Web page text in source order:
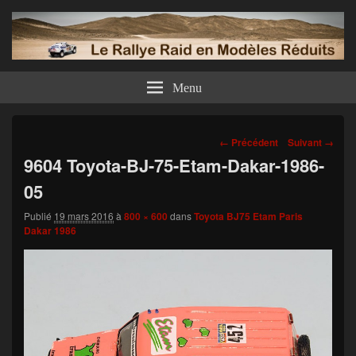
Menu
Navigation
dans
les
← Précédent Suivant →
9604 Toyota-BJ-75-Etam-Dakar-1986-
05
Publié 19 mars 2016 à 800 × 600dansToyota BJ75 Etam Paris
Dakar 1986